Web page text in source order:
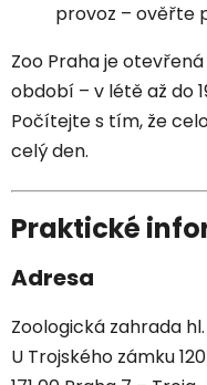
provoz – ověřte
Zoo Praha je
období – v létě až do
Počítejte s tím, že
celý den.
Praktické
Adresa
Zoologická zahrada
U Trojského zámku